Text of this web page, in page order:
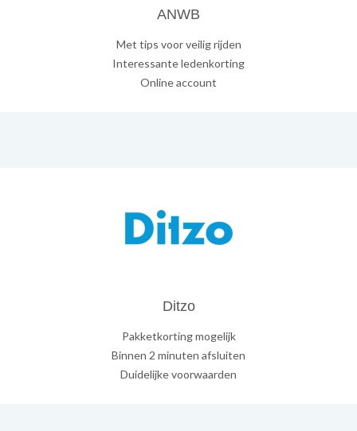
ANWB
Met tips voor veilig rijden
Interessante ledenkorting
Online account
Ditzo
Pakketkorting mogelijk
Binnen 2 minuten afsluiten
Duidelijke voorwaarden